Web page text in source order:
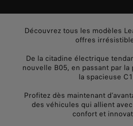
Découvrez tous les modèles
offres
De la citadine électrique
nouvelle B05, en passant par
la spacieuse
Profitez dès maintenant
des véhicules qui allient
confort et